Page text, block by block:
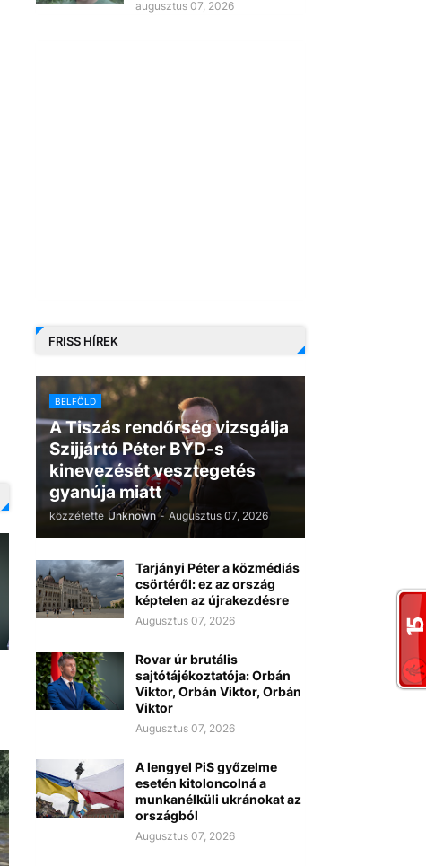
augusztus 07, 2026
FRISS HÍREK
BELFÖLD
A Tiszás rendőrség vizsgálja
Szijjártó Péter BYD-s
kinevezését vesztegetés
gyanúja miatt
közzétette Unknown - Augusztus 07, 2026
Tarjányi Péter a közmédiás
csörtéről: ez az ország
képtelen az újrakezdésre
Augusztus 07, 2026
Rovar úr brutális
sajtótájékoztatója: Orbán
Viktor, Orbán Viktor, Orbán
Viktor
Augusztus 07, 2026
A lengyel PiS győzelme
esetén kitoloncolná a
munkanélküli ukránokat az
országból
Augusztus 07, 2026